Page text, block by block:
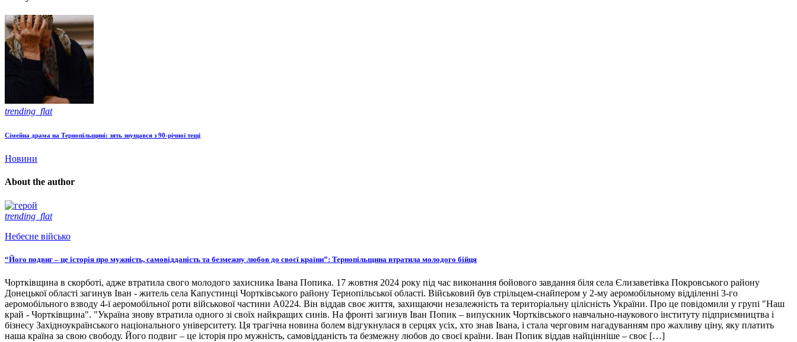
trending_flat
Сімейна драма на Тернопільщині: зять знущався з 90-річної тещі
Новини
About the author
trending_flat
Небесне військо
“Його подвиг – це історія про мужність, самовідданість та безмежну любов до своєї країни”: Тернопільщина втратила молодого бійця
Чортківщина в скорботі, адже втратила свого молодого захисника Івана Попика. 17 жовтня 2024 року під час виконання бойового завдання біля села Єлизаветівка Покровського району
Донецької області загинув Іван - житель села Капустинці Чортківського району Тернопільської області. Військовий був стрільцем-снайпером у 2-му аеромобільному відділенні 3-го
аеромобільного взводу 4-ї аеромобільної роти військової частини А0224. Він віддав своє життя, захищаючи незалежність та територіальну цілісність України. Про це повідомили у групі "Наш
край - Чортківщина". "Україна знову втратила одного зі своїх найкращих синів. На фронті загинув Іван Попик – випускник Чортківського навчально-наукового інституту підприємництва і
бізнесу Західноукраїнського національного університету. Ця трагічна новина болем відгукнулася в серцях усіх, хто знав Івана, і стала черговим нагадуванням про жахливу ціну, яку платить
наша країна за свою свободу. Його подвиг – це історія про мужність, самовідданість та безмежну любов до своєї країни. Іван Попик віддав найцінніше – своє […]